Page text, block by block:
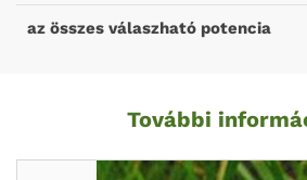
az összes válaszható potencia
További